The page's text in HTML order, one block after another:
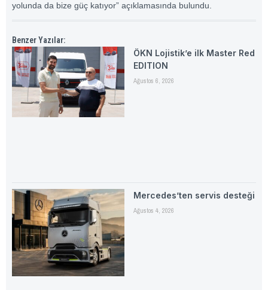
yolunda da bize güç katıyor” açıklamasında bulundu.
Benzer Yazılar:
ÖKN Lojistik’e ilk Master Red
EDITION
Ağustos 6, 2026
Mercedes’ten servis desteği
Ağustos 4, 2026